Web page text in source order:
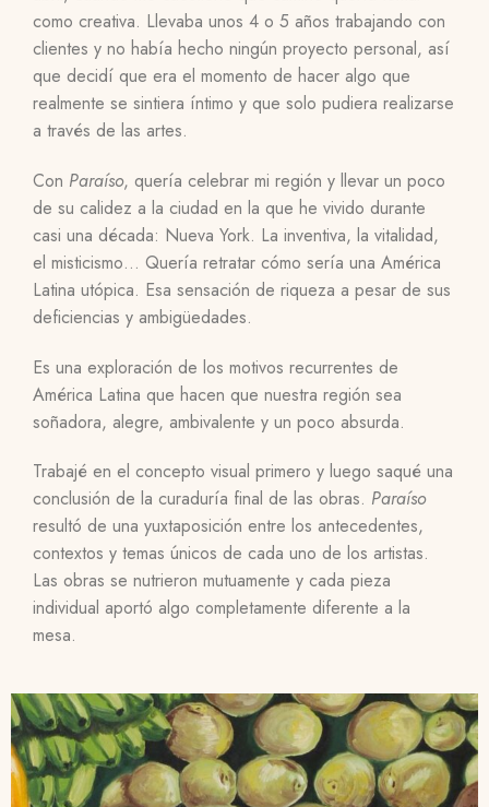
como creativa. Llevaba unos 4 o 5 años trabajando con
clientes y no había hecho ningún proyecto personal, así
que decidí que era el momento de hacer algo que
realmente se sintiera íntimo y que solo pudiera realizarse
a través de las artes.
Con Paraíso, quería celebrar mi región y llevar un poco
de su calidez a la ciudad en la que he vivido durante
casi una década: Nueva York. La inventiva, la vitalidad,
el misticismo… Quería retratar cómo sería una América
Latina utópica. Esa sensación de riqueza a pesar de sus
deficiencias y ambigüedades.
Es una exploración de los motivos recurrentes de
América Latina que hacen que nuestra región sea
soñadora, alegre, ambivalente y un poco absurda.
Trabajé en el concepto visual primero y luego saqué una
conclusión de la curaduría final de las obras. Paraíso
resultó de una yuxtaposición entre los antecedentes,
contextos y temas únicos de cada uno de los artistas.
Las obras se nutrieron mutuamente y cada pieza
individual aportó algo completamente diferente a la
mesa.